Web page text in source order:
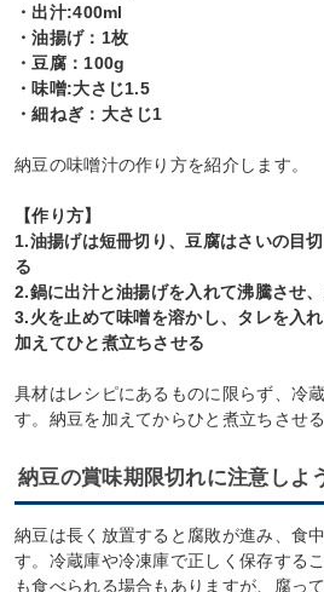
・出汁:400ml
・油揚げ：1枚
・豆腐：100g
・味噌:大さじ1.5
・細ねぎ：大さじ1
納豆の味噌汁の作り方を紹介します。
【作り方】
1.油揚げは短冊切り、豆腐はさいの目
る
2.鍋に出汁と油揚げを入れて沸騰させ
3.火を止めて味噌を溶かし、タレを入
加えてひと煮立ちさせる
具材はレシピにあるものに限らず、冷
す。納豆を加えてからひと煮立ちさせ
納豆の賞味期限切れに注意しよ
納豆は長く放置すると腐敗が進み、食
す。冷蔵庫や冷凍庫で正しく保存する
も食べられる場合もありますが、腐っ